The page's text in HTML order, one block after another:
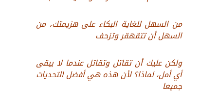
من السهل للغاية البكاء على هزيمتك، من
السهل أن تتقهقر وتزحف
ولكن عليك أن تقاتل وتقاتل عندما لا يبقى
أي أمل، لماذا؟ لأن هذه هي أفضل التحديات
جميعا